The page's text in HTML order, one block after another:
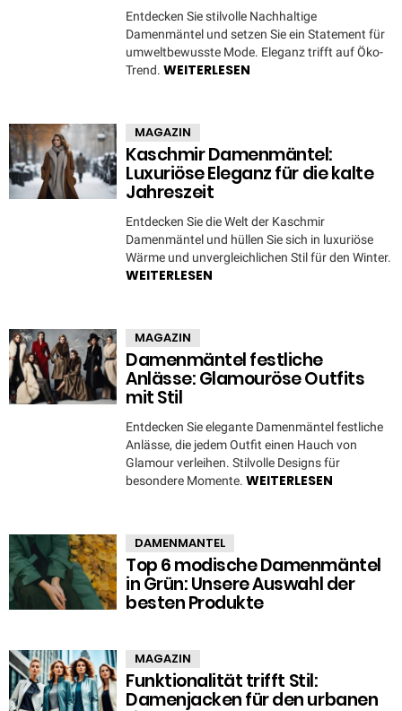
Entdecken Sie stilvolle Nachhaltige
Damenmäntel und setzen Sie ein Statement für
umweltbewusste Mode. Eleganz trifft auf Öko-
Trend. WEITERLESEN
MAGAZIN
Kaschmir Damenmäntel:
Luxuriöse Eleganz für die kalte
Jahreszeit
Entdecken Sie die Welt der Kaschmir
Damenmäntel und hüllen Sie sich in luxuriöse
Wärme und unvergleichlichen Stil für den Winter.
WEITERLESEN
MAGAZIN
Damenmäntel festliche
Anlässe: Glamouröse Outfits
mit Stil
Entdecken Sie elegante Damenmäntel festliche
Anlässe, die jedem Outfit einen Hauch von
Glamour verleihen. Stilvolle Designs für
besondere Momente. WEITERLESEN
DAMENMANTEL
Top 6 modische Damenmäntel
in Grün: Unsere Auswahl der
besten Produkte
MAGAZIN
Funktionalität trifft Stil:
Damenjacken für den urbanen